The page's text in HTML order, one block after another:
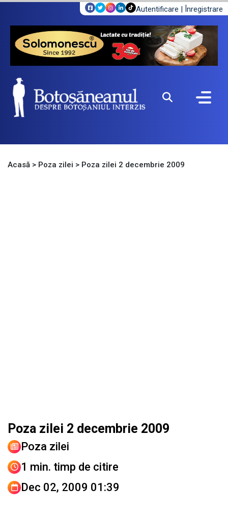
Autentificare | Înregistrare
Acasă > Poza zilei > Poza zilei 2 decembrie 2009
Poza zilei 2 decembrie 2009
Poza zilei
1 min. timp de citire
Dec 02, 2009 01:39